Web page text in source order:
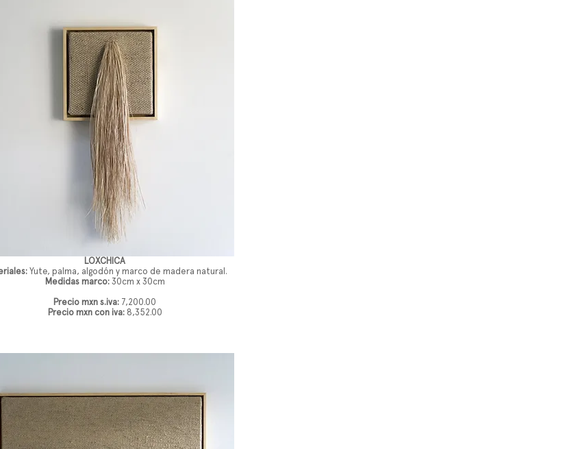
LOXCHICA
Yute, palma, algodón y marco de madera natural.
Medidas marco:30cm x 30cm
Precio mxn s.iva: 7,200.00
Precio mxn con iva: 8,352.00